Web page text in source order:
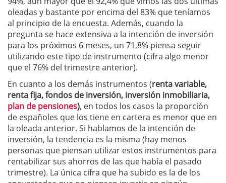
oleadas y bastante por encima del 83% que teníamos
al principio de la encuesta. Además, cuando la
pregunta se hace extensiva a la intención de inversión
para los próximos 6 meses, un 71,8% piensa seguir
utilizando este tipo de instrumento (cifra algo menor
que el 76% del trimestre anterior).
En cuanto a los demás instrumentos (renta variable,
renta fija, fondos de inversión, inversión inmobiliaria,
plan de pensiones), en todos los casos la proporción
de españoles que los tiene en cartera es menor que en
la oleada anterior. Si hablamos de la intención de
inversión, la tendencia es la misma (hay menos
personas que piensan utilizar estos instrumentos para
rentabilizar sus ahorros de las que había el pasado
trimestre). La única cifra que ha subido es la de los